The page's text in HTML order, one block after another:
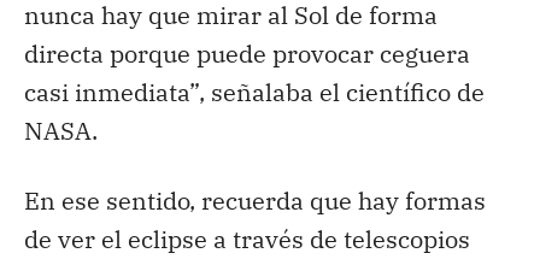
nunca hay que mirar al Sol de forma
directa porque puede provocar ceguera
casi inmediata”, señalaba el científico de
NASA.
En ese sentido, recuerda que hay formas
de ver el eclipse a través de telescopios